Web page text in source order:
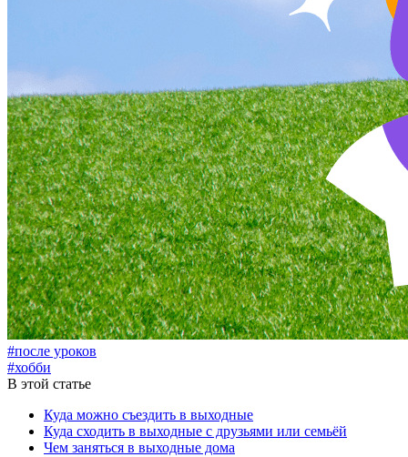
#после уроков
#хобби
В этой статье
Куда можно съездить в выходные
Куда сходить в выходные с друзьями или семьёй
Чем заняться в выходные дома